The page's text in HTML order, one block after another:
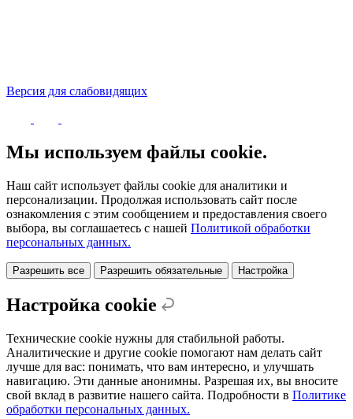
Версия для слабовидящих
Мы используем файлы cookie.
Наш сайт использует файлы cookie для аналитики и
персонализации. Продолжая использовать сайт после
ознакомления с этим сообщением и предоставления своего
выбора, вы соглашаетесь с нашей Политикой обработки
персональных данных.
Разрешить все Разрешить обязательные Настройка
Настройка cookie
Технические cookie нужны для стабильной работы.
Аналитические и другие cookie помогают нам делать сайт
лучше для вас: понимать, что вам интересно, и улучшать
навигацию. Эти данные анонимны. Разрешая их, вы вносите
свой вклад в развитие нашего сайта. Подробности в Политике
обработки персональных данных.